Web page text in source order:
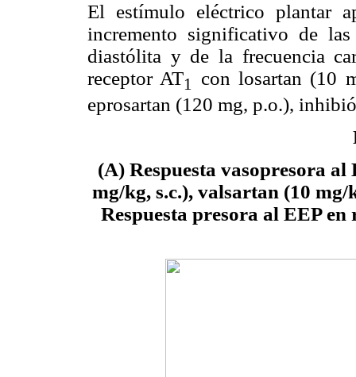
El estímulo eléctrico plantar
incremento significativo de
diastólita y de la frecuencia
receptor AT1
con losartan (10
eprosartan (120 mg, p.o.),
(A) Respuesta vasopresora
mg/kg, s.c.), valsartan (10
Respuesta presora al EEP